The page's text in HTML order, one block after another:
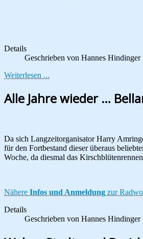
Details
Geschrieben von Hannes Hindinger
Weiterlesen ...
Alle Jahre wieder …
Da sich Langzeitorganisator Harry
für den Fortbestand dieser überaus
Woche, da diesmal das
Nähere Infos und Anmeldung zur
Details
Geschrieben von Hannes Hindinger